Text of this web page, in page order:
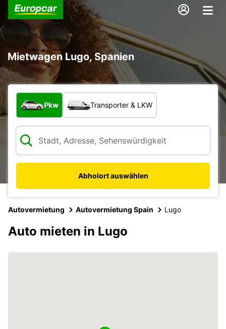
Mietwagen Lugo, Spanien
Welche Art von Fahrzeug?
Pkw Transporter & LKW
Abholort auswählen
Autovermietung Autovermietung Spain Lugo
Auto mieten in Lugo